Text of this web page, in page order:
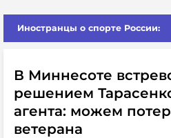
Иностранцы о спорте России:
В Миннесоте
решением
агента: можем
ветерана